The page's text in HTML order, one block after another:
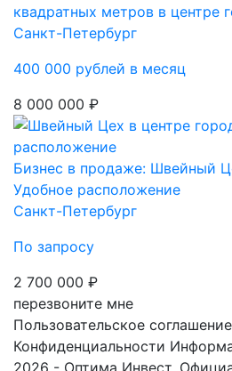
квадратных метров в центре
Санкт-Петербург
400 000 рублей в месяц
8 000 000 ₽
Бизнес в продаже: Швейный
Удобное расположение
Санкт-Петербург
По запросу
2 700 000 ₽
перезвоните мне
Пользовательское соглашение
Конфиденциальности
2026 - Оптима Инвест.